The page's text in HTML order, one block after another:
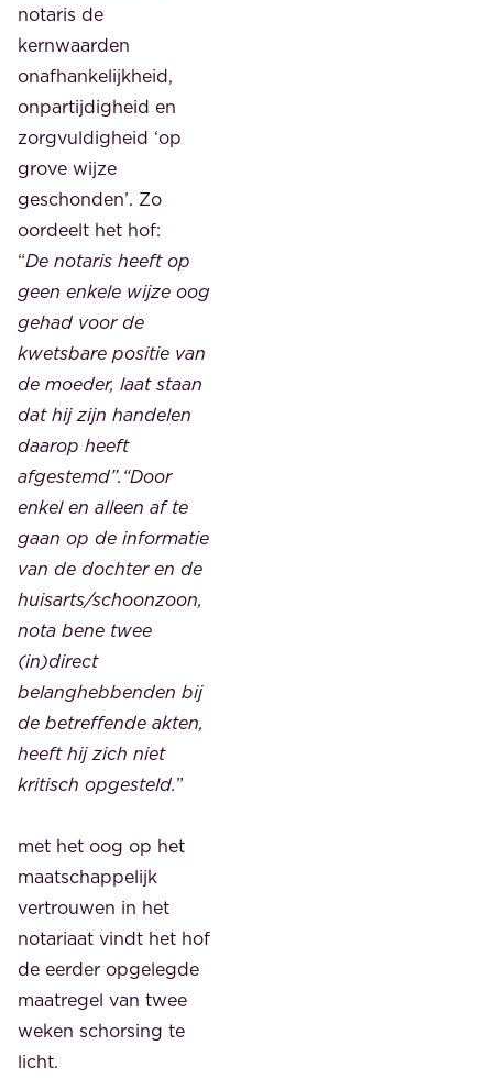
notaris de
kernwaarden
onafhankelijkheid,
onpartijdigheid en
zorgvuldigheid ‘op
grove wijze
geschonden’. Zo
oordeelt het hof:
“De notaris heeft op
geen enkele wijze oog
gehad voor de
kwetsbare positie van
de moeder, laat staan
dat hij zijn handelen
daarop heeft
afgestemd”.“Door
enkel en alleen af te
gaan op de informatie
van de dochter en de
huisarts/schoonzoon,
nota bene twee
(in)direct
belanghebbenden bij
de betreffende akten,
heeft hij zich niet
kritisch opgesteld.”
met het oog op het
maatschappelijk
vertrouwen in het
notariaat vindt het hof
de eerder opgelegde
maatregel van twee
weken schorsing te
licht.